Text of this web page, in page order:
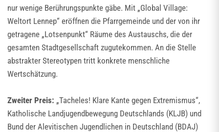
nur wenige Berührungspunkte gäbe. Mit „Global Village:
Weltort Lennep“ eröffnen die Pfarrgemeinde und der von ihr
getragene „Lotsenpunkt“ Räume des Austauschs, die der
gesamten Stadtgesellschaft zugutekommen. An die Stelle
abstrakter Stereotypen tritt konkrete menschliche
Wertschätzung.
Zweiter Preis: „Tacheles! Klare Kante gegen Extremismus“,
Katholische Landjugendbewegung Deutschlands (KLJB) und
Bund der Alevitischen Jugendlichen in Deutschland (BDAJ)